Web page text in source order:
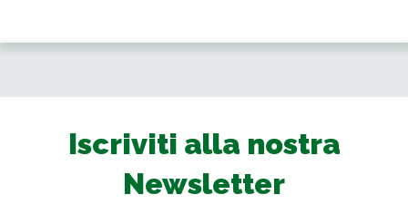
Iscriviti alla nostra
Newsletter